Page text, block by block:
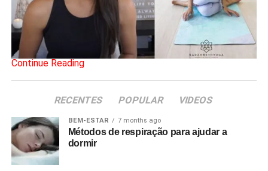
Continue Reading
RECENTES POPULAR VIDEOS
BEM-ESTAR 7 months ago
Métodos de respiração para ajudar a
dormir